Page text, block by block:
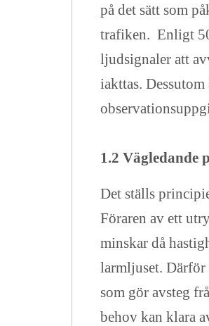
på det sätt som
trafiken. Enligt
ljudsignaler att
iakttas.
1.2 Vägledande
Det ställs
Föraren av ett
minskar då
larmljuset. Därför
som gör avsteg
behov kan klara